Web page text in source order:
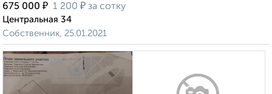
675 000 ₽ 1 200 ₽ за сотку
Центральная 34
Собственник, 25.01.2021